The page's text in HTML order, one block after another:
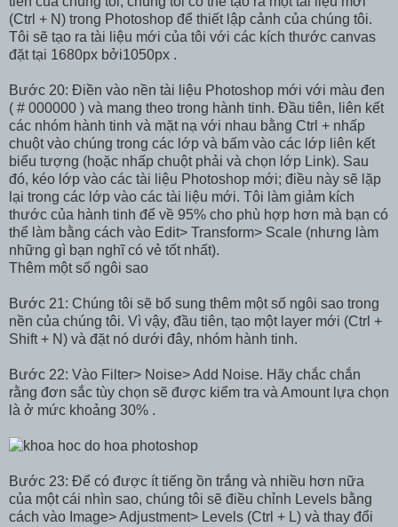
(Ctrl + N) trong Photoshop để thiết lập cảnh của chúng tôi.
Tôi sẽ tạo ra tài liệu mới của tôi với các kích thước canvas
đặt tại 1680px bởi1050px .
Bước 20: Điền vào nền tài liệu Photoshop mới với màu đen
( # 000000 ) và mang theo trong hành tinh. Đầu tiên, liên kết
các nhóm hành tinh và mặt nạ với nhau bằng Ctrl + nhấp
chuột vào chúng trong các lớp và bấm vào các lớp liên kết
biểu tượng (hoặc nhấp chuột phải và chọn lớp Link). Sau
đó, kéo lớp vào các tài liệu Photoshop mới; điều này sẽ lặp
lại trong các lớp vào các tài liệu mới. Tôi làm giảm kích
thước của hành tinh để về 95% cho phù hợp hơn mà bạn có
thể làm bằng cách vào Edit> Transform> Scale (nhưng làm
những gì bạn nghĩ có vẻ tốt nhất).
Thêm một số ngôi sao
Bước 21: Chúng tôi sẽ bổ sung thêm một số ngôi sao trong
nền của chúng tôi. Vì vậy, đầu tiên, tạo một layer mới (Ctrl +
Shift + N) và đặt nó dưới đây, nhóm hành tinh.
Bước 22: Vào Filter> Noise> Add Noise. Hãy chắc chắn
rằng đơn sắc tùy chọn sẽ được kiểm tra và Amount lựa chọn
là ở mức khoảng 30% .
Bước 23: Để có được ít tiếng ồn trắng và nhiều hơn nữa
của một cái nhìn sao, chúng tôi sẽ điều chỉnh Levels bằng
cách vào Image> Adjustment> Levels (Ctrl + L) và thay đổi